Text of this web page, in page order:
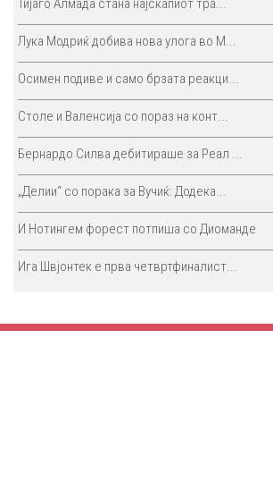
Лука Модриќ добива нова улога во М...
Осимен подиве и само брзата реакци...
Столе и Валенсија со пораз на конт...
Бернардо Силва дебитираше за Реал ...
„Делии“ со порака за Вучиќ: Додека...
И Нотингем форест потпиша со Диоманде
Ига Швјонтек е прва четвртфиналист...